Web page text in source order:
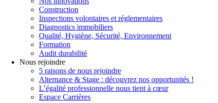
Construction
Inspections volontaires et réglementaires
Diagnostics immobiliers
Qualité, Hygiène, Sécurité, Environnement
Formation
Audit durabilité
Nous rejoindre
5 raisons de nous rejoindre
Alternance & Stage : découvrez nos opportunités !
L’égalité professionnelle nous tient à cœur
Espace Carrières